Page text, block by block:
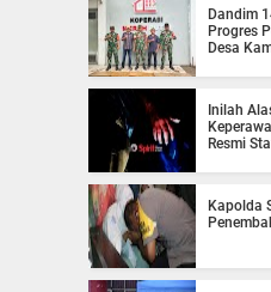
Dandim
Progres
Desa
Inilah
Resmi
Kapolda